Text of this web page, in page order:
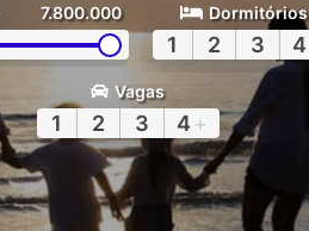
7.800.000 Dormitórios
1 2 3 4
Vagas
1 2 3 4 +